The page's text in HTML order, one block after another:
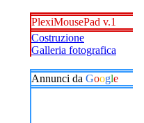
PlexiMousePad v.1
Costruzione
Galleria fotografica
Annunci da Google